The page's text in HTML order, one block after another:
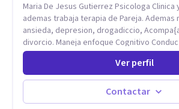
Maria De Jesus Gutierrez Psicologa Clinica y Sexologa,
ademas trabaja terapia de Pareja. Ademas
ansieda, depresion, drogadiccio, Acompa{amiento en
divorcio. Maneja enfoque Cognitivo
de experiencia, constantemente
diferntes areas de la Salud Mental.
Ver perfil
Contactar